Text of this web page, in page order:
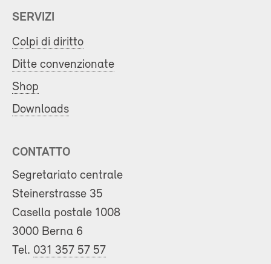
SERVIZI
Colpi di diritto
Ditte convenzionate
Shop
Downloads
CONTATTO
Segretariato centrale
Steinerstrasse 35
Casella postale 1008
3000 Berna 6
Tel. 031 357 57 57